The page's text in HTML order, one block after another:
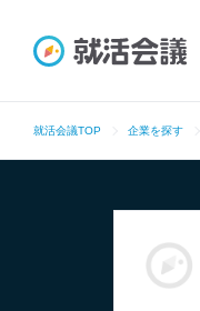
就活会議TOP 企業を探す